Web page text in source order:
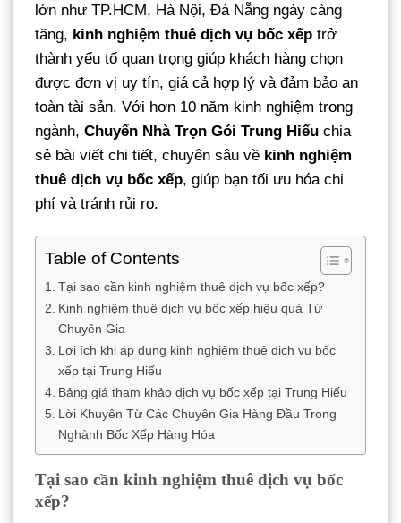
lớn như TP.HCM, Hà Nội, Đà Nẵng ngày càng
tăng, kinh nghiệm thuê dịch vụ bốc xếp trở
thành yếu tố quan trọng giúp khách hàng chọn
được đơn vị uy tín, giá cả hợp lý và đảm bảo an
toàn tài sản. Với hơn 10 năm kinh nghiệm trong
ngành, Chuyển Nhà Trọn Gói Trung Hiếu chia
sẻ bài viết chi tiết, chuyên sâu về kinh nghiệm
thuê dịch vụ bốc xếp, giúp bạn tối ưu hóa chi
phí và tránh rủi ro.
Table of Contents
Tại sao cần kinh nghiệm thuê dịch vụ bốc xếp?
Kinh nghiệm thuê dịch vụ bốc xếp hiệu quả Từ
Chuyên Gia
Lợi ích khi áp dụng kinh nghiệm thuê dịch vụ bốc
xếp tại Trung Hiếu
Bảng giá tham khảo dịch vụ bốc xếp tại Trung Hiếu
Lời Khuyên Từ Các Chuyên Gia Hàng Đầu Trong
Nghành Bốc Xếp Hàng Hóa
Tại sao cần kinh nghiệm thuê dịch vụ bốc
xếp?